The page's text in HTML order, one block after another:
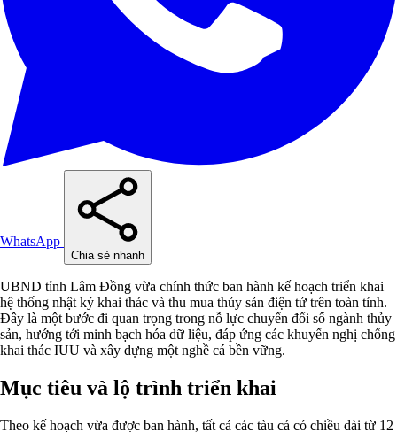
WhatsApp
Chia sẻ nhanh
UBND tỉnh Lâm Đồng vừa chính thức ban hành kế hoạch triển khai
hệ thống nhật ký khai thác và thu mua thủy sản điện tử trên toàn tỉnh.
Đây là một bước đi quan trọng trong nỗ lực chuyển đổi số ngành thủy
sản, hướng tới minh bạch hóa dữ liệu, đáp ứng các khuyến nghị chống
khai thác IUU và xây dựng một nghề cá bền vững.
Mục tiêu và lộ trình triển khai
Theo kế hoạch vừa được ban hành, tất cả các tàu cá có chiều dài từ 12